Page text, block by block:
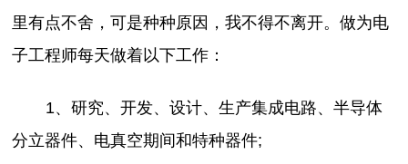
里有点不舍，可是种种原因，我不得不离开。做为电
子工程师每天做着以下工作：
1、研究、开发、设计、生产集成电路、半导体
分立器件、电真空期间和特种器件;